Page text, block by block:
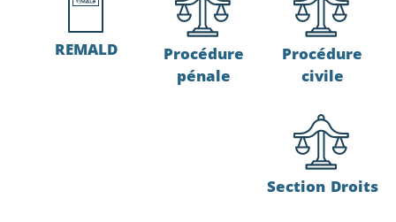
Procédure
civile
Procédure
pénale
REMALD
Section Droits